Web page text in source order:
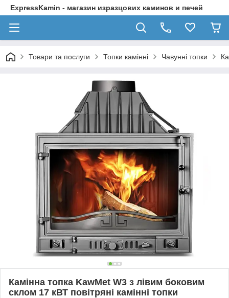
ExpressKamin - магазин изразцових каминов и печей
Товари та послуги Топки камінні Чавунні топки
Камінна топка KawMet W3 з лівим боковим
склом 17 кВТ повітряні камінні топки